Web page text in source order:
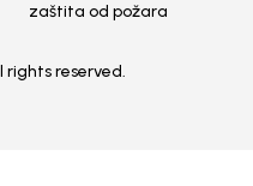
zaštita od požara
rights reserved.